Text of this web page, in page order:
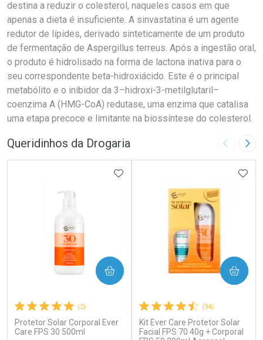
destina a reduzir o colesterol, naqueles casos em que
apenas a dieta é insuficiente. A sinvastatina é um agente
redutor de lípides, derivado sinteticamente de um produto
de fermentação de Aspergillus terreus. Após a ingestão oral,
o produto é hidrolisado na forma de lactona inativa para o
seu correspondente beta-hidroxiácido. Este é o principal
metabólito e o inibidor da 3–hidroxi-3-metilglutaril–
coenzima A (HMG-CoA) redutase, uma enzima que catalisa
uma etapa precoce e limitante na biossíntese do colesterol.
Queridinhos da Drogaria Imagem
(2)
Protetor Solar Corporal Ever
Care FPS 30 500ml
ADICIONAR AOS FAVORITOS
COMPRAR
(34)
Kit Ever Care Protetor Solar
Facial FPS 70 40g + Corporal
COMPRAR